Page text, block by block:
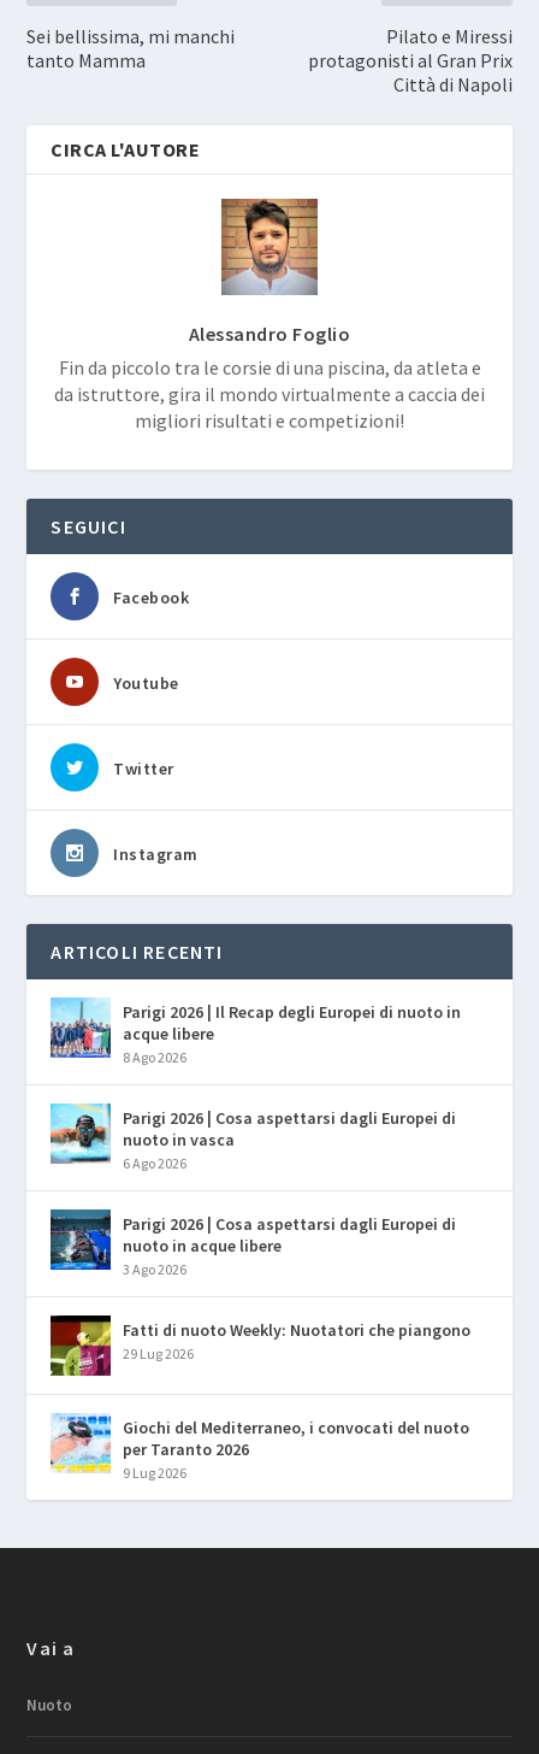
Sei bellissima, mi manchi
tanto Mamma
Pilato e Miressi
protagonisti al Gran Prix
Città di Napoli
CIRCA L'AUTORE
Alessandro Foglio
Fin da piccolo tra le corsie di una piscina, da atleta e
da istruttore, gira il mondo virtualmente a caccia dei
migliori risultati e competizioni!
SEGUICI
Facebook
Youtube
Twitter
Instagram
ARTICOLI RECENTI
Parigi 2026 | Il Recap degli Europei di nuoto in
acque libere
8 Ago 2026
Parigi 2026 | Cosa aspettarsi dagli Europei di
nuoto in vasca
6 Ago 2026
Parigi 2026 | Cosa aspettarsi dagli Europei di
nuoto in acque libere
3 Ago 2026
Fatti di nuoto Weekly: Nuotatori che piangono
29 Lug 2026
Giochi del Mediterraneo, i convocati del nuoto
per Taranto 2026
9 Lug 2026
Vai a
Nuoto